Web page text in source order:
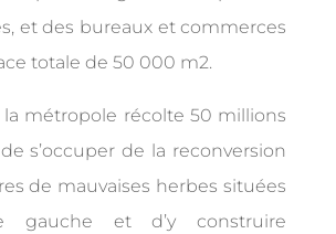
et des bureaux et commerces
totale de 50 000 m2.
la métropole récolte 50 millions
s’occuper de la reconversion
de mauvaises herbes situées
gauche et d’y construire